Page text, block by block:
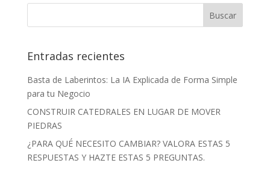
Entradas recientes
Basta de Laberintos: La IA Explicada de Forma Simple
para tu Negocio
CONSTRUIR CATEDRALES EN LUGAR DE MOVER
PIEDRAS
¿PARA QUÉ NECESITO CAMBIAR? VALORA ESTAS 5
RESPUESTAS Y HAZTE ESTAS 5 PREGUNTAS.